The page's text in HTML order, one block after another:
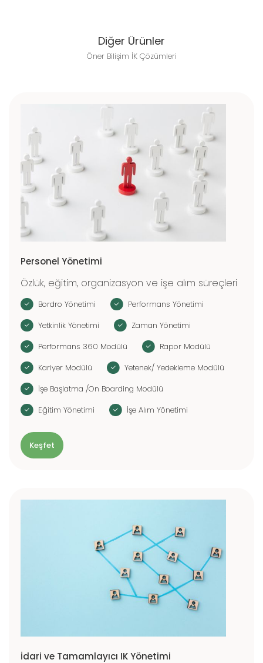
Diğer Ürünler
Öner Bilişim İK Çözümleri
Personel Yönetimi
Özlük, eğitim, organizasyon ve işe alım süreçleri
Bordro Yönetimi
Performans Yönetimi
Yetkinlik Yönetimi
Zaman Yönetimi
Performans 360 Modülü
Rapor Modülü
Kariyer Modülü
Yetenek/ Yedekleme Modülü
İşe Başlatma /On Boarding Modülü
Eğitim Yönetimi
İşe Alım Yönetimi
Keşfet
İdari ve Tamamlayıcı IK Yönetimi